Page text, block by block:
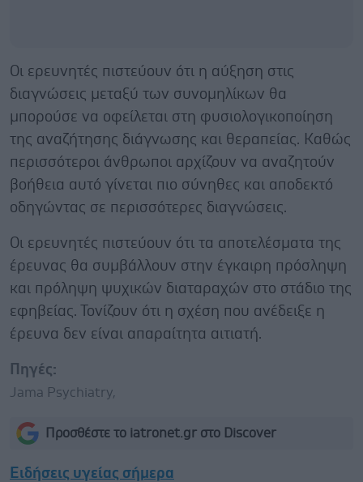
Οι ερευνητές πιστεύουν ότι η αύξηση στις
διαγνώσεις μεταξύ των συνομηλίκων θα
μπορούσε να οφείλεται στη φυσιολογικοποίηση
της αναζήτησης διάγνωσης και θεραπείας. Καθώς
περισσότεροι άνθρωποι αρχίζουν να αναζητούν
βοήθεια αυτό γίνεται πιο σύνηθες και αποδεκτό
οδηγώντας σε περισσότερες διαγνώσεις.
Οι ερευνητές πιστεύουν ότι τα αποτελέσματα της
έρευνας θα συμβάλλουν στην έγκαιρη πρόσληψη
και πρόληψη ψυχικών διαταραχών στο στάδιο της
εφηβείας. Τονίζουν ότι η σχέση που ανέδειξε η
έρευνα δεν είναι απαραίτητα αιτιατή.
Πηγές:
Jama Psychiatry,
Προσθέστε το iatronet.gr στο Discover
Ειδήσεις υγείας σήμερα